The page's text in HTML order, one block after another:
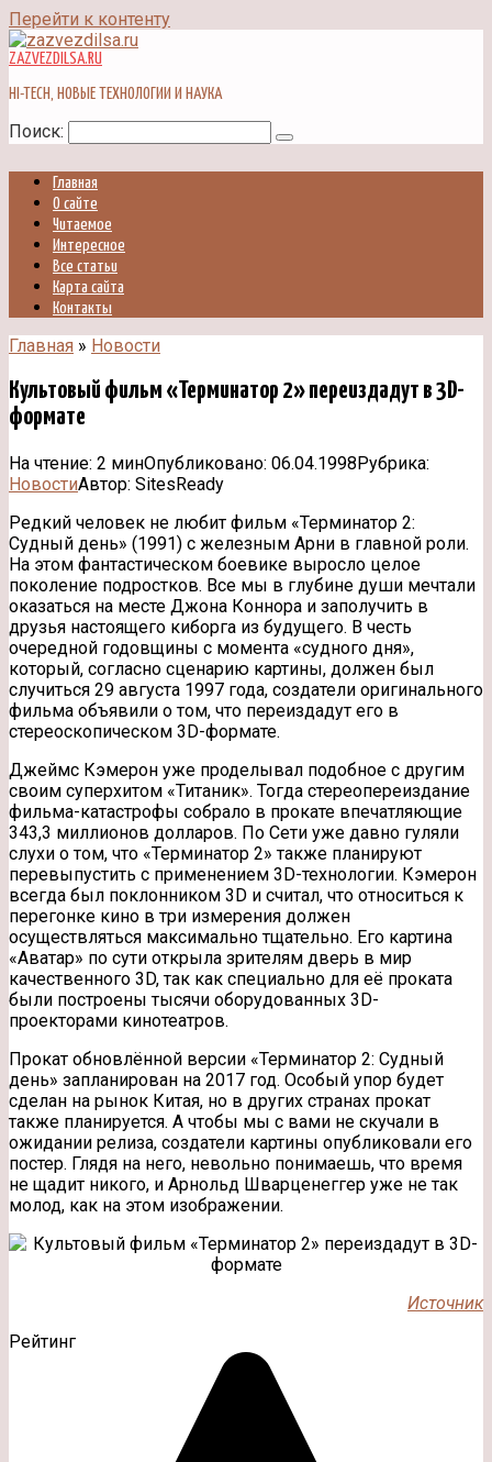
Перейти к контенту
ZAZVEZDILSA.RU
HI-TECH, НОВЫЕ ТЕХНОЛОГИИ И НАУКА
Поиск:
Главная
О сайте
Читаемое
Интересное
Все статьи
Карта сайта
Контакты
Главная » Новости
Культовый фильм «Терминатор 2» переиздадут в 3D-
формате
На чтение: 2 минОпубликовано: 06.04.1998Рубрика:
НовостиАвтор: SitesReady
Редкий человек не любит фильм «Терминатор 2:
Судный день» (1991) с железным Арни в главной роли.
На этом фантастическом боевике выросло целое
поколение подростков. Все мы в глубине души мечтали
оказаться на месте Джона Коннора и заполучить в
друзья настоящего киборга из будущего. В честь
очередной годовщины с момента «судного дня»,
который, согласно сценарию картины, должен был
случиться 29 августа 1997 года, создатели оригинального
фильма объявили о том, что переиздадут его в
стереоскопическом 3D-формате.
Джеймс Кэмерон уже проделывал подобное с другим
своим суперхитом «Титаник». Тогда стереопереиздание
фильма-катастрофы собрало в прокате впечатляющие
343,3 миллионов долларов. По Сети уже давно гуляли
слухи о том, что «Терминатор 2» также планируют
перевыпустить с применением 3D-технологии. Кэмерон
всегда был поклонником 3D и считал, что относиться к
перегонке кино в три измерения должен
осуществляться максимально тщательно. Его картина
«Аватар» по сути открыла зрителям дверь в мир
качественного 3D, так как специально для её проката
были построены тысячи оборудованных 3D-
проекторами кинотеатров.
Прокат обновлённой версии «Терминатор 2: Судный
день» запланирован на 2017 год. Особый упор будет
сделан на рынок Китая, но в других странах прокат
также планируется. А чтобы мы с вами не скучали в
ожидании релиза, создатели картины опубликовали его
постер. Глядя на него, невольно понимаешь, что время
не щадит никого, и Арнольд Шварценеггер уже не так
молод, как на этом изображении.
Источник
Рейтинг